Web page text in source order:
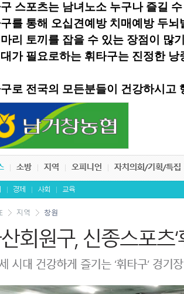
스포츠는 남녀노소 누구나 즐길
를 통해 오십견예방 치매예방 두뇌
리 토끼를 잡을 수 있는 장점이 많
가 필요로하는 휘타구는 진정한
로 전국의 모든분들이 건강하시고